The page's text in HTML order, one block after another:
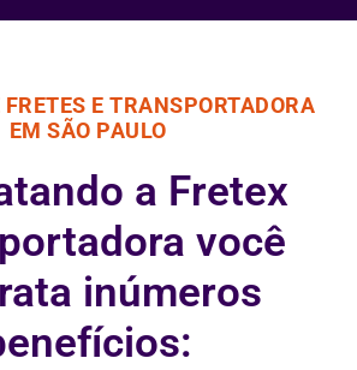
E TRANSPORTADORA
EM SÃO PAULO
a Fretex
você
inúmeros